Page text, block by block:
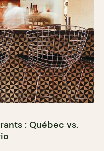
: Québec vs.